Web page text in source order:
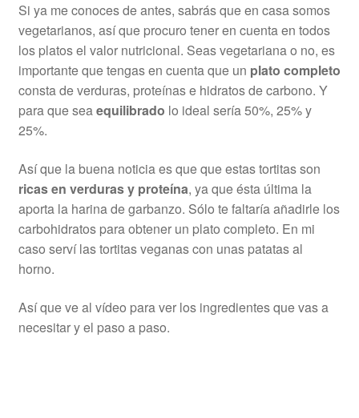
Si ya me conoces de antes, sabrás que en casa somos
vegetarianos, así que procuro tener en cuenta en todos
los platos el valor nutricional. Seas vegetariana o no, es
importante que tengas en cuenta que un plato completo
consta de verduras, proteínas e hidratos de carbono. Y
para que seaequilibrado lo ideal sería 50%, 25% y
25%.
Así que la buena noticia es que que estas tortitas son
ricas en verduras y proteína, ya que ésta última la
aporta la harina de garbanzo. Sólo te faltaría añadirle los
carbohidratos para obtener un plato completo. En mi
caso serví las tortitas veganas con unas patatas al
horno.
Así que ve al vídeo para ver los ingredientes que vas a
necesitar y el paso a paso.